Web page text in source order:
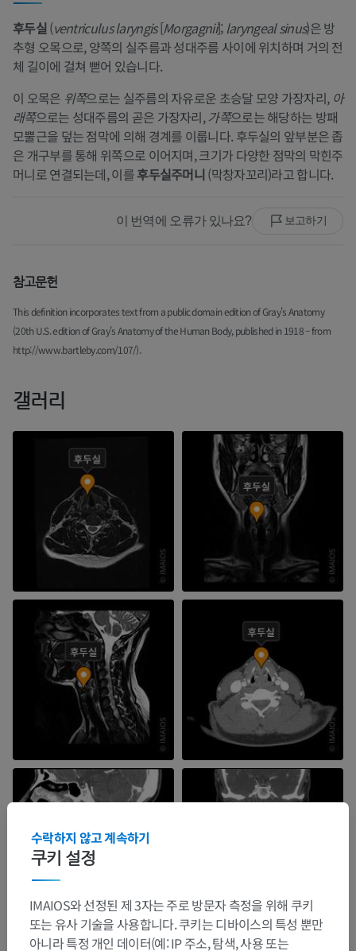
후두실(ventriculus laryngis[Morgagnii]; laryngeal sinus)은 방
추형 오목으로, 양쪽의 실주름과 성대주름 사이에 위치하며 거의 전
체 길이에 걸쳐 뻗어 있습니다.
이 오목은 위쪽으로는 실주름의 자유로운 초승달 모양 가장자리, 아
래쪽으로는 성대주름의 곧은 가장자리,가쪽으로는 해당하는 방패
모뿔근을 덮는 점막에 의해 경계를 이룹니다. 후두실의 앞부분은 좁
은 개구부를 통해 위쪽으로 이어지며, 크기가 다양한 점막의 막힌주
머니로 연결되는데, 이를후두실주머니(막창자꼬리)라고 합니다.
이 번역에 오류가 있나요? 보고하기
참고문헌
This definition incorporates text from a public domain edition of Gray's Anatomy
(20th U.S. edition of Gray's Anatomy of the Human Body, published in 1918 – from
http://www.bartleby.com/107/).
갤러리
쿠키 설정
수락하지 않고 계속하기
IMAIOS와 선정된 제 3자는 주로 방문자 측정을 위해 쿠키
또는 유사 기술을 사용합니다. 쿠키는 디바이스의 특성 뿐만
아니라 특정 개인 데이터(예: IP 주소, 탐색, 사용 또는